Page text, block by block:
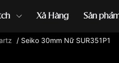
Xả Hàng Sản
/ Seiko 30mm Nữ SUR351P1